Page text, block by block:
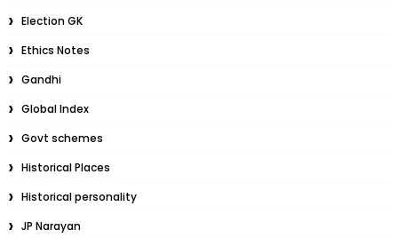
Election GK
Ethics Notes
Gandhi
Global Index
Govt schemes
Historical Places
Historical personality
JP Narayan